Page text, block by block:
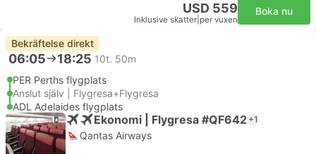
USD 559
Inklusive skatter per vuxen
Boka nu
Bekräftelse direkt
06:05 18:25 10t. 50m
PER Perths flygplats
Anslut själv | Flygresa+Flygresa
ADL Adelaides flygplats
Ekonomi | Flygresa #QF642 +1
Qantas Airways